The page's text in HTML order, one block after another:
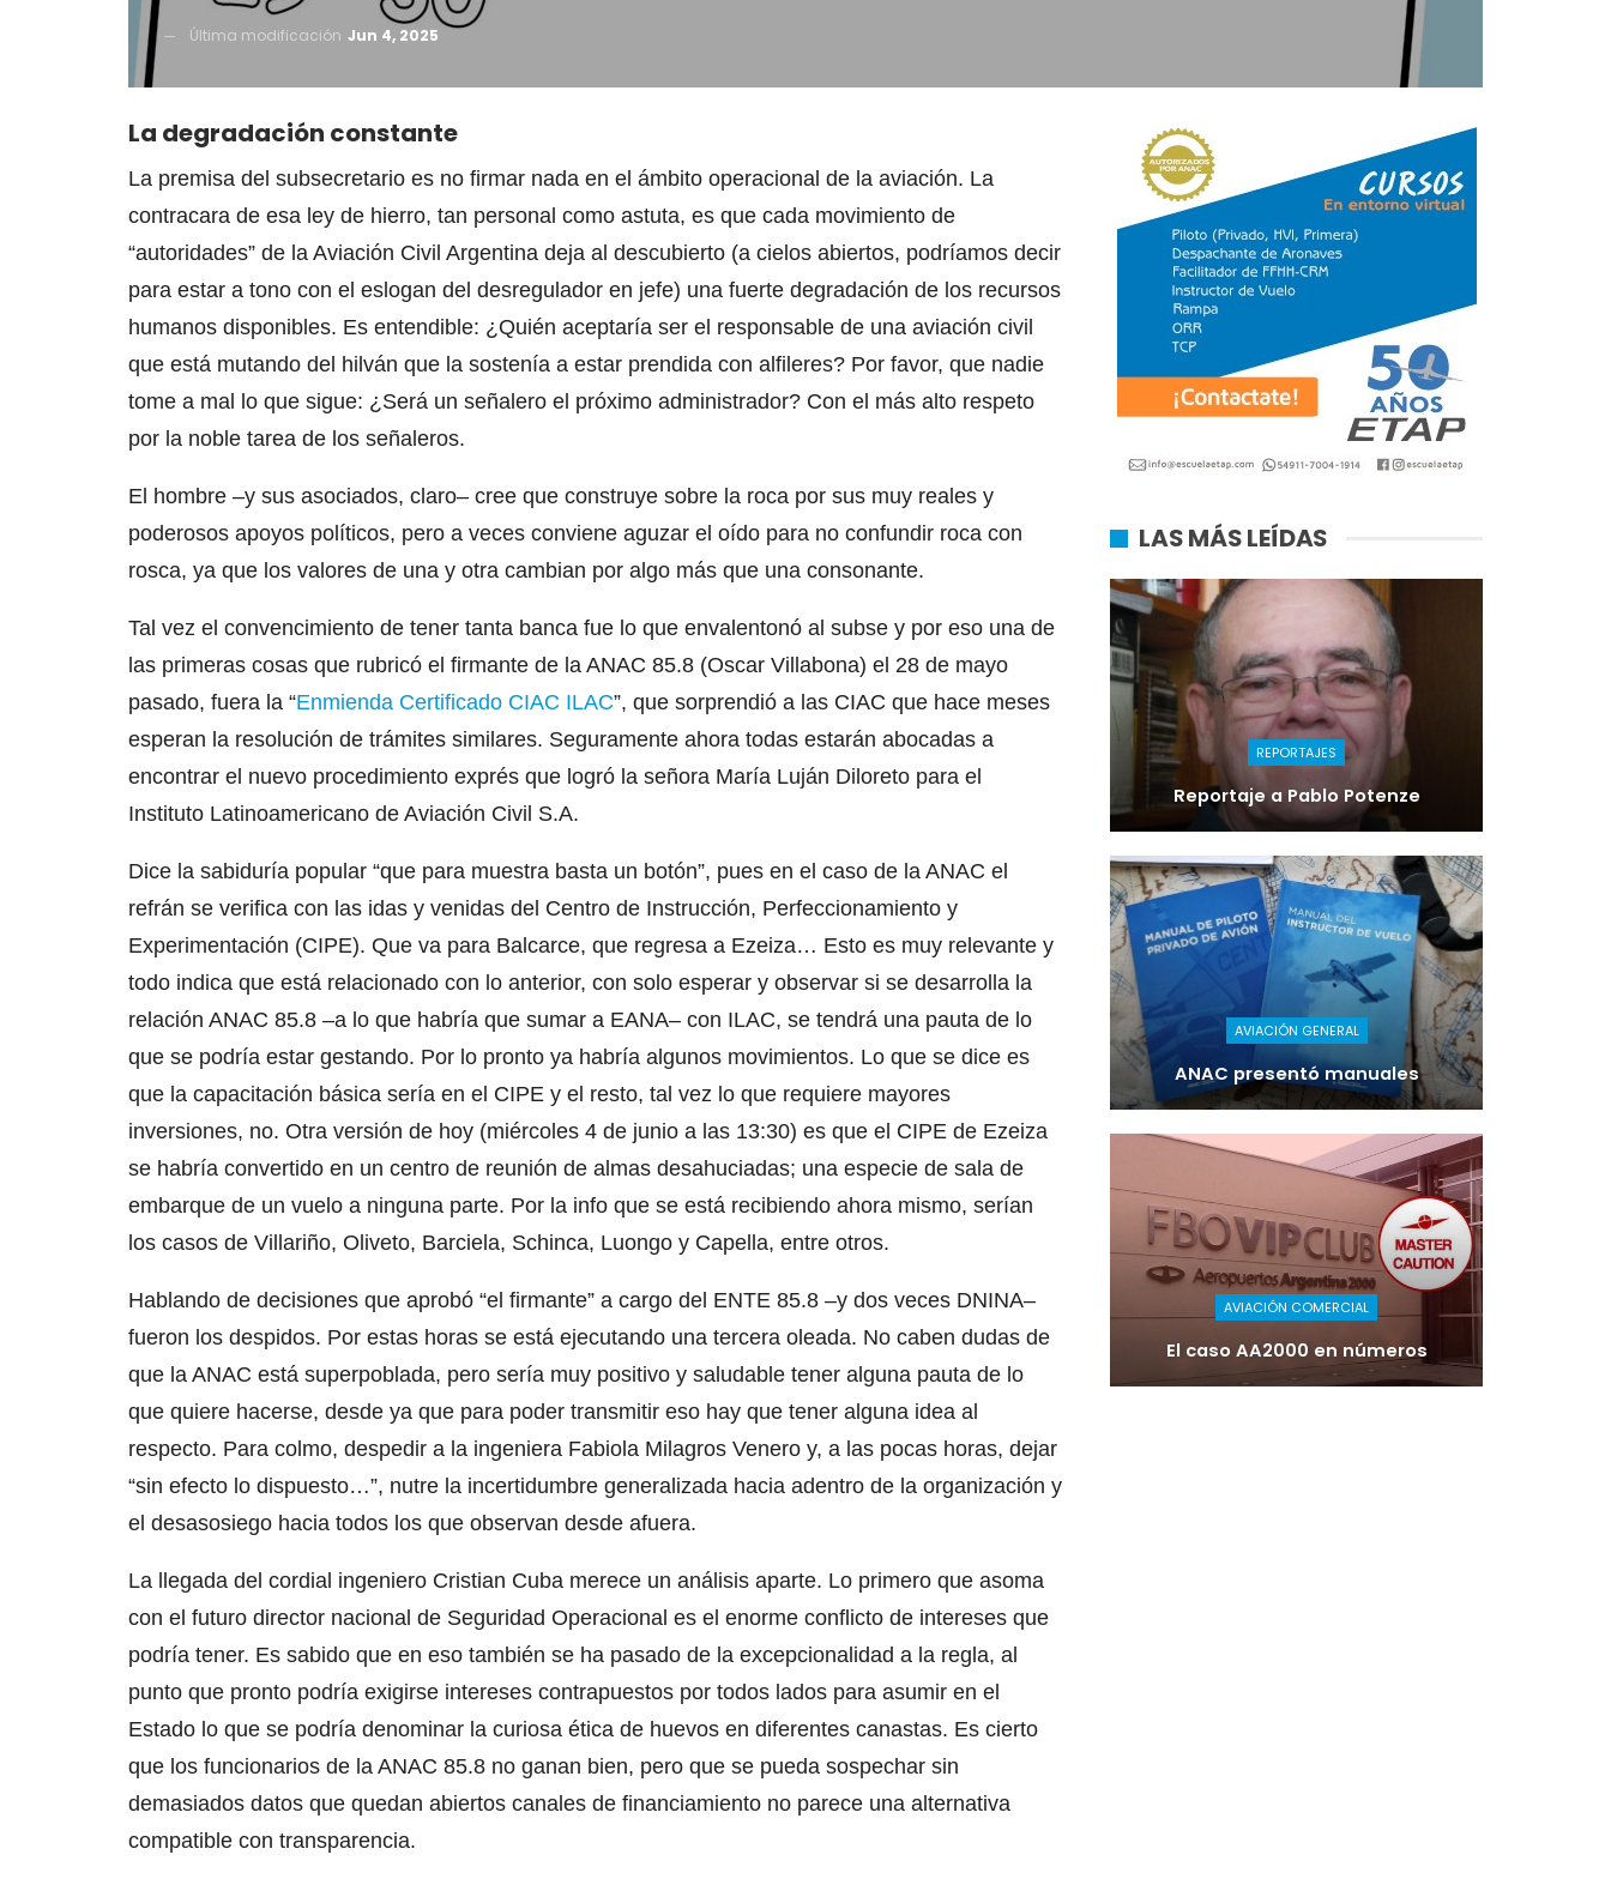
Última modificación Jun 4, 2025
La degradación constante
La premisa del subsecretario es no firmar nada en el ámbito operacional de la aviación. La
contracara de esa ley de hierro, tan personal como astuta, es que cada movimiento de
“autoridades” de la Aviación Civil Argentina deja al descubierto (a cielos abiertos, podríamos decir
para estar a tono con el eslogan del desregulador en jefe) una fuerte degradación de los recursos
humanos disponibles. Es entendible: ¿Quién aceptaría ser el responsable de una aviación civil
que está mutando del hilván que la sostenía a estar prendida con alfileres? Por favor, que nadie
tome a mal lo que sigue: ¿Será un señalero el próximo administrador? Con el más alto respeto
por la noble tarea de los señaleros.
El hombre –y sus asociados, claro– cree que construye sobre la roca por sus muy reales y
poderosos apoyos políticos, pero a veces conviene aguzar el oído para no confundir roca con
rosca, ya que los valores de una y otra cambian por algo más que una consonante.
Tal vez el convencimiento de tener tanta banca fue lo que envalentonó al subse y por eso una de
las primeras cosas que rubricó el firmante de la ANAC 85.8 (Oscar Villabona) el 28 de mayo
pasado, fuera la “Enmienda Certificado CIAC ILAC”, que sorprendió a las CIAC que hace meses
esperan la resolución de trámites similares. Seguramente ahora todas estarán abocadas a
encontrar el nuevo procedimiento exprés que logró la señora María Luján Diloreto para el
Instituto Latinoamericano de Aviación Civil S.A.
Dice la sabiduría popular “que para muestra basta un botón”, pues en el caso de la ANAC el
refrán se verifica con las idas y venidas del Centro de Instrucción, Perfeccionamiento y
Experimentación (CIPE). Que va para Balcarce, que regresa a Ezeiza… Esto es muy relevante y
todo indica que está relacionado con lo anterior, con solo esperar y observar si se desarrolla la
relación ANAC 85.8 –a lo que habría que sumar a EANA– con ILAC, se tendrá una pauta de lo
que se podría estar gestando. Por lo pronto ya habría algunos movimientos. Lo que se dice es
que la capacitación básica sería en el CIPE y el resto, tal vez lo que requiere mayores
inversiones, no. Otra versión de hoy (miércoles 4 de junio a las 13:30) es que el CIPE de Ezeiza
se habría convertido en un centro de reunión de almas desahuciadas; una especie de sala de
embarque de un vuelo a ninguna parte. Por la info que se está recibiendo ahora mismo, serían
los casos de Villariño, Oliveto, Barciela, Schinca, Luongo y Capella, entre otros.
Hablando de decisiones que aprobó “el firmante” a cargo del ENTE 85.8 –y dos veces DNINA–
fueron los despidos. Por estas horas se está ejecutando una tercera oleada. No caben dudas de
que la ANAC está superpoblada, pero sería muy positivo y saludable tener alguna pauta de lo
que quiere hacerse, desde ya que para poder transmitir eso hay que tener alguna idea al
respecto. Para colmo, despedir a la ingeniera Fabiola Milagros Venero y, a las pocas horas, dejar
“sin efecto lo dispuesto…”, nutre la incertidumbre generalizada hacia adentro de la organización y
el desasosiego hacia todos los que observan desde afuera.
La llegada del cordial ingeniero Cristian Cuba merece un análisis aparte. Lo primero que asoma
con el futuro director nacional de Seguridad Operacional es el enorme conflicto de intereses que
podría tener. Es sabido que en eso también se ha pasado de la excepcionalidad a la regla, al
punto que pronto podría exigirse intereses contrapuestos por todos lados para asumir en el
Estado lo que se podría denominar la curiosa ética de huevos en diferentes canastas. Es cierto
que los funcionarios de la ANAC 85.8 no ganan bien, pero que se pueda sospechar sin
demasiados datos que quedan abiertos canales de financiamiento no parece una alternativa
compatible con transparencia.
LAS MÁS LEÍDAS
REPORTAJES
Reportaje a Pablo Potenze
AVIACIÓN GENERAL
ANAC presentó manuales
AVIACIÓN COMERCIAL
El caso AA2000 en números